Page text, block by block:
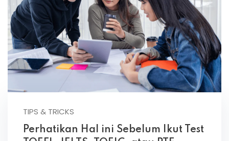
TIPS & TRICKS
Perhatikan Hal ini Sebelum Ikut Test
Remember me Lost your password?